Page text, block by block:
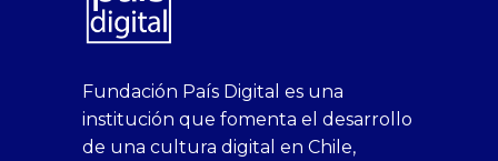
1xbet
canlı
casino
siteleri
deneme
bonusu
Sikis
siteleri
bonusu
veren
siteler
casino
siteleri
1win
bonusu
veren
siteler
escort
casino
siteleri
bonusu
bahis
siteleri
Hot
Couple
xxx
yenigiris.com
Giriş
bonusu
veren
siteler
Fundación País Digital es una
institución que fomenta el desarrollo
de una cultura digital en Chile,